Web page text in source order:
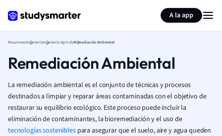
A la app
ResumenesIngenieríaIngeniería AgrícolaRemediación Ambiental
Remediación Ambiental
La remediación ambiental es el conjunto de técnicas y procesos
destinados a limpiar y reparar áreas contaminadas con el objetivo de
restaurar su equilibrio ecológico. Este proceso puede incluir la
eliminación de contaminantes, la bioremediación y el uso de
tecnologías sosteniblespara asegurar que el suelo, aire y agua queden
Resumir página